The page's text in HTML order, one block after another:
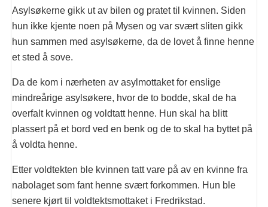
Asylsøkerne gikk ut av bilen og pratet til kvinnen. Siden
hun ikke kjente noen på Mysen og var svært sliten gikk
hun sammen med asylsøkerne, da de lovet å finne henne
et sted å sove.
Da de kom i nærheten av asylmottaket for enslige
mindreårige asylsøkere, hvor de to bodde, skal de ha
overfalt kvinnen og voldtatt henne. Hun skal ha blitt
plassert på et bord ved en benk og de to skal ha byttet på
å voldta henne.
Etter voldtekten ble kvinnen tatt vare på av en kvinne fra
nabolaget som fant henne svært forkommen. Hun ble
senere kjørt til voldtektsmottaket i Fredrikstad.